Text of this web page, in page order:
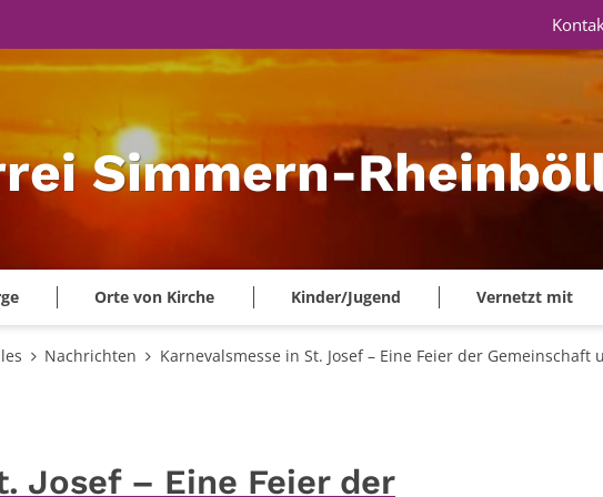
Simmern-
Orte von Kirche Kinder/Jugend Vernetzt mit
Nachrichten Karnevalsmesse in St. Josef – Eine Feier der Gemeinschaft
Josef – Eine Feier der